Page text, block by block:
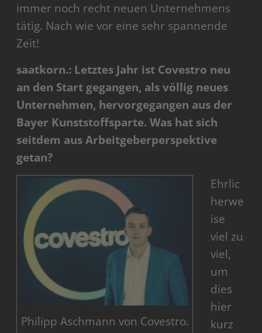
immer noch recht neuen Unternehmens
tätig. Nach wie vor eine sehr spannende
Zeit!
saatkorn.: Letztes Jahr ist Covestro neu
an den Start gegangen, als völlig neues
Unternehmen, hervorgegangen aus der
Bayer Kunststoffsparte. Was hat sich
seitdem aus Arbeitgeberperspektive
getan?
Philipp Aschmann von Covestro.
Ehrlic
herwe
ise
viel zu
viel,
um
dies
hier
kurz